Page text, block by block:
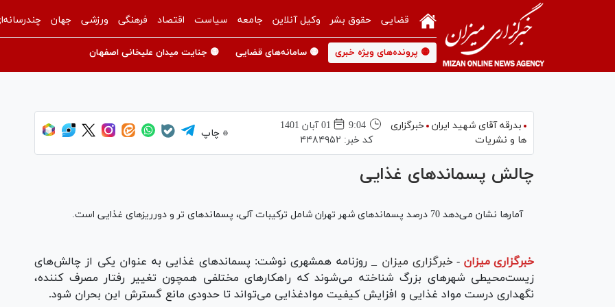
قضایی حقوق بشر وکیل آنلاین جامعه سیاست اقتصاد فرهنگی ورزشی جهان
🟡 پرونده‌های ویژه خبری 🟡 سامانه‌های قضایی 🟡 جنایت میدان علیخانی اصفهان
بدرقه آقای شهید ایران خبرگزاری
ها و نشریات
9:04
01 آبان 1401
کد خبر: ۴۴۸۴۹۵۲
چاپ
چالش پسماندهای غذایی
آمارها نشان می‌دهد 70 درصد پسماندهای شهر تهران شامل ترکیبات آلی، پسماندهای تر و دورریزهای غذایی است.
خبرگزاری میزان - خبرگزاری میزان _ روزنامه همشهری نوشت: پسماندهای غذایی به عنوان یکی از چالش‌های
زیست‌محیطی شهرهای بزرگ شناخته می‌شوند که راهکارهای مختلفی همچون تغییر رفتار مصرف کننده،
نگهداری درست مواد غذایی و افزایش کیفیت موادغذایی می‌تواند تا حدودی مانع گسترش این بحران شود.